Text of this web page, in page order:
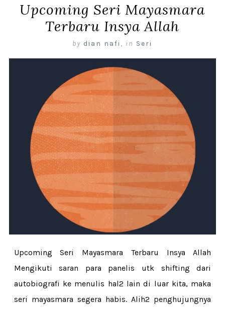
Upcoming Seri Mayasmara
Terbaru Insya Allah
by dian nafi , in Seri
Upcoming Seri Mayasmara Terbaru Insya Allah
Mengikuti saran para panelis utk shifting dari
autobiografi ke menulis hal2 lain di luar kita, maka
seri mayasmara segera habis. Alih2 penghujungnya